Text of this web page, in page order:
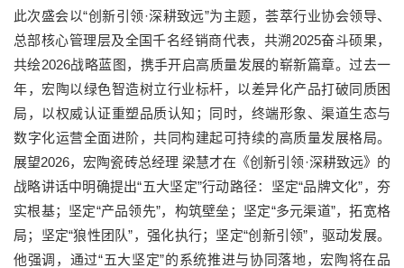
此次盛会以“创新引领·深耕致远”为主题，荟萃行业协会领导、
总部核心管理层及全国千名经销商代表，共溯2025奋斗硕果，
共绘2026战略蓝图，携手开启高质量发展的崭新篇章。过去一
年，宏陶以绿色智造树立行业标杆，以差异化产品打破同质困
局，以权威认证重塑品质认知；同时，终端形象、渠道生态与
数字化运营全面进阶，共同构建起可持续的高质量发展格局。
展望2026，宏陶瓷砖总经理 梁慧才在《创新引领·深耕致远》的
战略讲话中明确提出“五大坚定”行动路径：坚定“品牌文化”，夯
实根基；坚定“产品领先”，构筑壁垒；坚定“多元渠道”，拓宽格
局；坚定“狼性团队”，强化执行；坚定“创新引领”，驱动发展。
他强调，通过“五大坚定”的系统推进与协同落地，宏陶将在品